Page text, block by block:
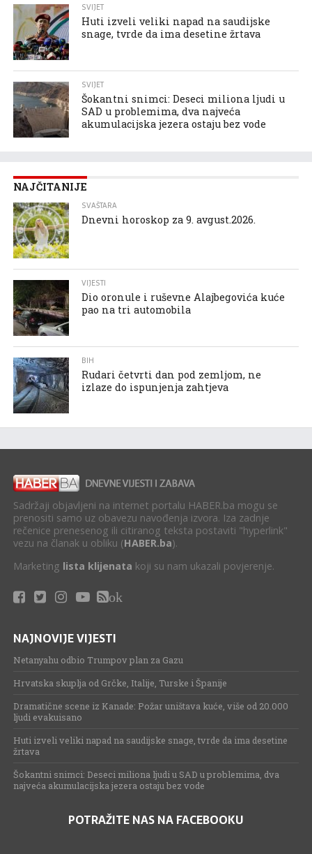
SVIJET
Huti izveli veliki napad na saudijske
snage, tvrde da ima desetine žrtava
SVIJET
Šokantni snimci: Deseci miliona ljudi u
SAD u problemima, dva najveća
akumulacijska jezera ostaju bez vode
NAJČITANIJE
SVAŠTARA
Dnevni horoskop za 9. avgust.2026.
VIJESTI
Dio oronule i ruševne Alajbegovića kuće
pao na tri automobila
BIH
Rudari četvrti dan pod zemljom, ne
izlaze do ispunjenja zahtjeva
Sadržaji objavljeni na internet portalu HABER.ba mogu se
prenositi samo uz obavezu navođenja izvora. Iza zadnje
rečenice prenesenog ili citiranog teksta postaviti "hyperlink"
vezu na članak u obliku (HABER.ba).
Marketing lista klijenata koji su nam ukazali povjerenje.
ok
NAJNOVIJE VIJESTI
Netanyahu odbio Trumpov plan za Gazu
Hrvatska skuplja od Grčke, Italije, Turske i Španije
Dramatične scene iz Kanade: Požar uništava kuće, više od 20.000
ljudi evakuisano
Huti izveli veliki napad na saudijske snage, tvrde da ima desetine
žrtava
Šokantni snimci: Deseci miliona ljudi u SAD u problemima, dva
najveća akumulacijska jezera ostaju bez vode
POTRAŽITE NAS NA FACEBOOKU